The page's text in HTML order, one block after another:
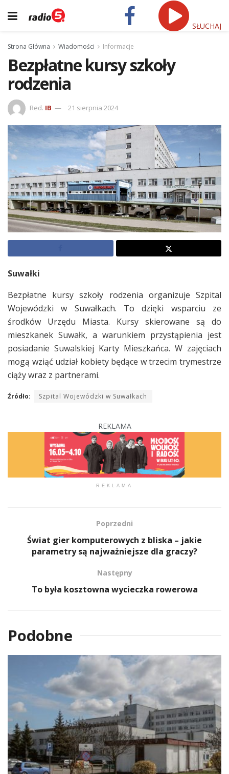
SŁUCHAJ
Strona Główna Wiadomości Informacje
Bezpłatne kursy szkoły
rodzenia
Red. IB 21 sierpnia 2024
Suwałki
Bezpłatne kursy szkoły rodzenia organizuje Szpital
Wojewódzki w Suwałkach. To dzięki wsparciu ze
środków Urzędu Miasta. Kursy skierowane są do
mieszkanek Suwałk, a warunkiem przystąpienia jest
posiadanie Suwalskiej Karty Mieszkańca. W zajęciach
mogą wziąć udział kobiety będące w trzecim trymestrze
ciąży wraz z partnerami.
Źródło: Szpital Wojewódzki w Suwałkach
REKLAMA
REKLAMA
Poprzedni
Świat gier komputerowych z bliska – jakie
parametry są najważniejsze dla graczy?
Następny
To była kosztowna wycieczka rowerowa
Podobne